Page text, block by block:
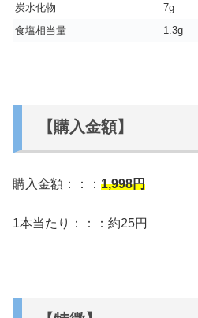
炭水化物
7g
食塩相当量
1.3g
【購入金額】
購入金額：：： 1,998円
1本当たり：：：約25円